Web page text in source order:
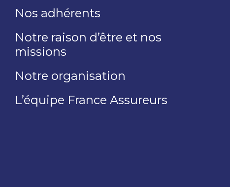
Nos adhérents
Notre raison d’être et nos
missions
Notre organisation
L’équipe France Assureurs